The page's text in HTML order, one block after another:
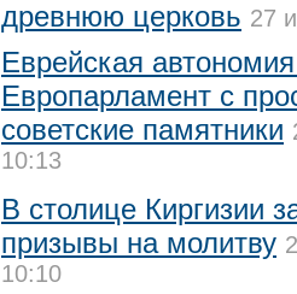
древнюю церковь 27
Еврейская
Европарламент с
советские памятники
10:13
В столице Киргизии
призывы на молитву
10:10